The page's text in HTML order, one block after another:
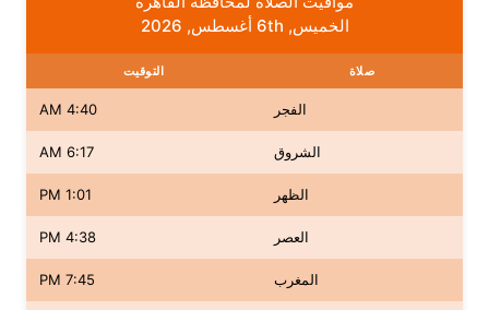
الخميس, 6th أغسطس, 2026
صلاة التوقيت
الفجر 4:40 AM
الشروق 6:17 AM
الظهر 1:01 PM
العصر 4:38 PM
المغرب 7:45 PM